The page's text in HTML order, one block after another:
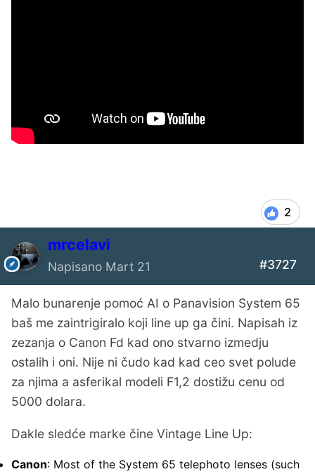
2
mrcelavi
Napisano Mart 21 #3727
Malo bunarenje pomoć AI o Panavision System 65
baš me zaintrigiralo koji line up ga čini. Napisah iz
zezanja o Canon Fd kad ono stvarno izmedju
ostalih i oni. Nije ni čudo kad kad ceo svet polude
za njima a asferikal modeli F1,2 dostižu cenu od
5000 dolara.
Dakle sledće marke čine Vintage Line Up:
Canon: Most of the System 65 telephoto lenses (such